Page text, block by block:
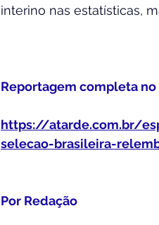
interino nas estatísticas,
Reportagem completa
https://atarde.com.br/
selecao-brasileira-
Por Redação